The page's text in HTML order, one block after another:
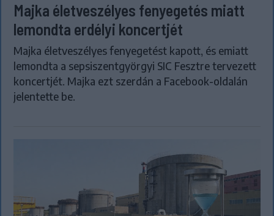
Majka életveszélyes fenyegetés miatt
lemondta erdélyi koncertjét
Majka életveszélyes fenyegetést kapott, és emiatt
lemondta a sepsiszentgyörgyi SIC Fesztre tervezett
koncertjét. Majka ezt szerdán a Facebook-oldalán
jelentette be.